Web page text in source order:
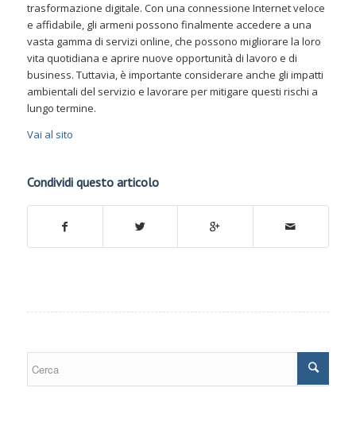
trasformazione digitale. Con una connessione Internet veloce
e affidabile, gli armeni possono finalmente accedere a una
vasta gamma di servizi online, che possono migliorare la loro
vita quotidiana e aprire nuove opportunità di lavoro e di
business. Tuttavia, è importante considerare anche gli impatti
ambientali del servizio e lavorare per mitigare questi rischi a
lungo termine.
Vai al sito
Condividi questo articolo